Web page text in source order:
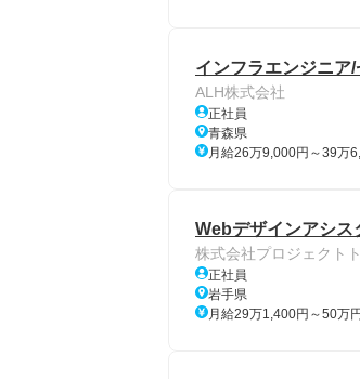
インフラエンジニア
ALH株式会社
正社員
青森県
月給26万9,000円～39万
Webデザインアシス
株式会社プロジェクト
正社員
岩手県
月給29万1,400円～50万円